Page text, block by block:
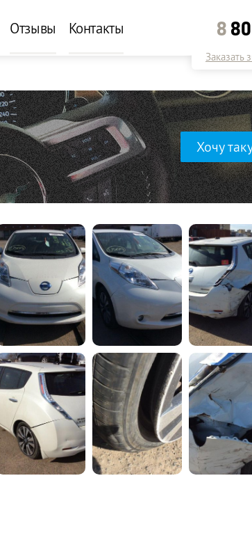
Отзывы Контакты 8
Заказать
Хочу